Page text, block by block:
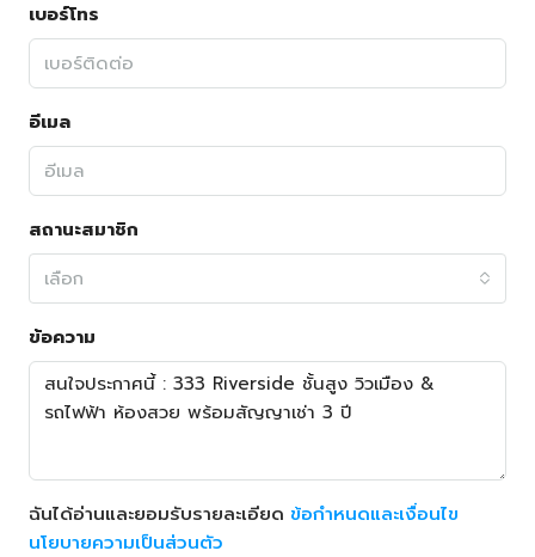
เบอร์โทร
อีเมล
สถานะสมาชิก
เลือก
ข้อความ
ฉันได้อ่านและยอมรับรายละเอียด ข้อกำหนดและเงื่อนไข
นโยบายความเป็นส่วนตัว